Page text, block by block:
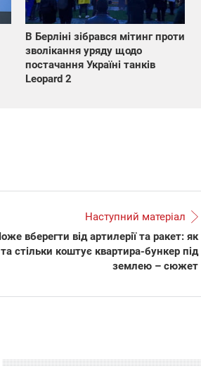
В Берліні зібрався мітинг проти
зволікання уряду щодо
постачання Україні танків
Leopard 2
Наступний матеріал
вберегти від артилерії та ракет: як
стільки коштує квартира-бункер під
землею – сюжет